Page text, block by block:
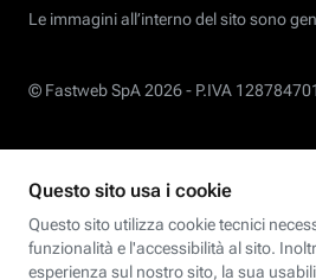
Le immagini all’interno del sito sono
© Fastweb SpA 2026 - P.IVA